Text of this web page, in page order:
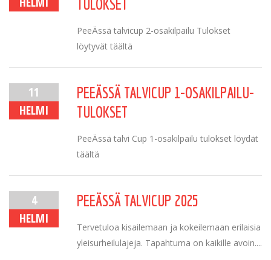
TULOKSET
PeeÄssä talvicup 2-osakilpailu Tulokset
löytyvät täältä
11
HELMI
PEEÄSSÄ TALVICUP 1-OSAKILPAILU-
TULOKSET
PeeÄssä talvi Cup 1-osakilpailu tulokset löydät
täältä
4
HELMI
PEEÄSSÄ TALVICUP 2025
Tervetuloa kisailemaan ja kokeilemaan erilaisia
yleisurheilulajeja. Tapahtuma on kaikille avoin....